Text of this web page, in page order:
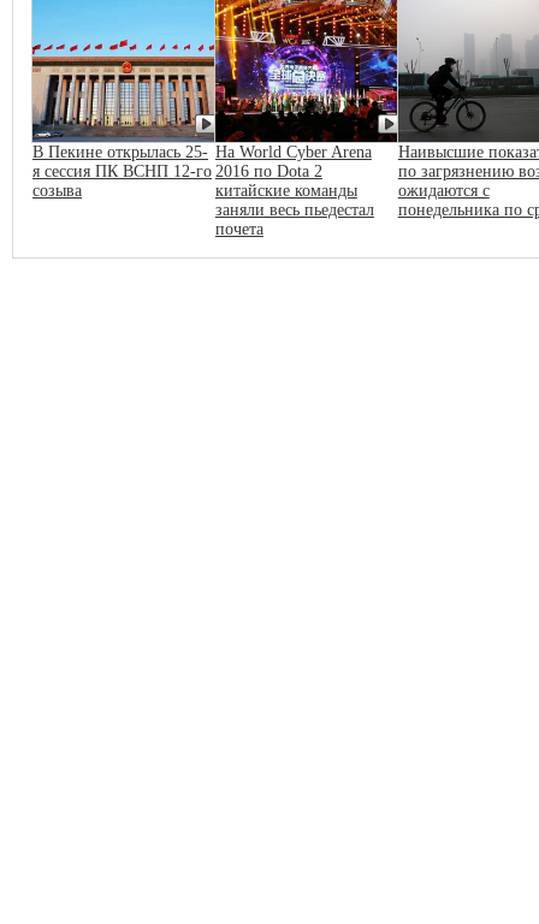
В Пекине открылась 25-
я сессия ПК ВСНП 12-го
созыва
На World Cyber Arena
2016 по Dota 2
китайские команды
заняли весь пьедестал
почета
Наивысшие
по загрязнению
ожидаются с
понедельника по